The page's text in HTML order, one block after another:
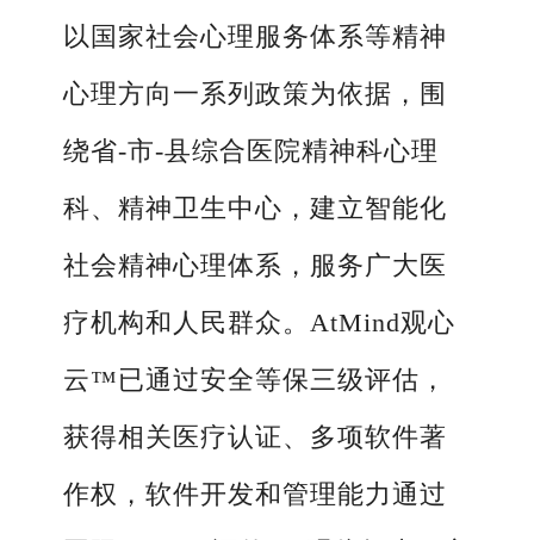
以国家社会心理服务体系等精神
心理方向一系列政策为依据，围
绕省-市-县综合医院精神科心理
科、精神卫生中心，建立智能化
社会精神心理体系，服务广大医
疗机构和人民群众。AtMind观心
云™已通过安全等保三级评估，
获得相关医疗认证、多项软件著
作权，软件开发和管理能力通过